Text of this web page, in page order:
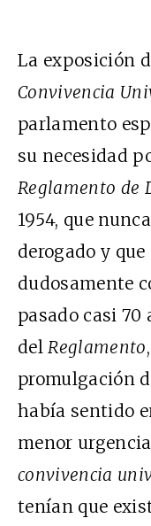
La exposición
Convivencia
parlamento
su necesidad
Reglamento de
1954, que
derogado y que
dudosamente
pasado casi 70
del Reglamento
promulgación
había sentido
menor
convivencia
tenían que